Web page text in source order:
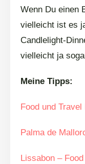
Wenn Du einen
vielleicht ist es
Candlelight-
vielleicht ja
Meine Tipps:
Food und
Palma de
Lissabon –